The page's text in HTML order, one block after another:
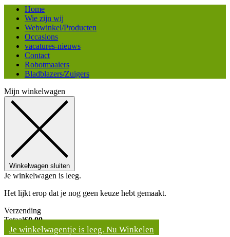
Home
Wie zijn wij
Webwinkel/Producten
Occasions
vacatures-nieuws
Contact
Robotmaaiers
Bladblazers/Zuigers
Mijn winkelwagen
Winkelwagen sluiten
Je winkelwagen is leeg.
Het lijkt erop dat je nog geen keuze hebt gemaakt.
Verzending
Totaal€0,00
Je winkelwagentje is leeg. Nu Winkelen